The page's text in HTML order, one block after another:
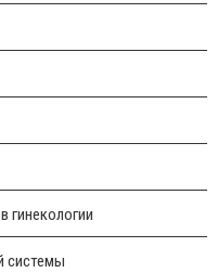
гинекологии
системы